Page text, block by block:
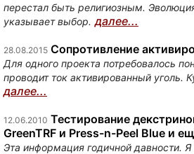
перестал быть религиозным.
указывает выбор. далее...
28.08.2015 Сопротивление
Для одного проекта потребовалось
проводит ток активированный уголь.
далее...
12.06.2010 Тестирование
GreenTRF и Press-n-Peel Blue и
Эта информация годичной давности. Я